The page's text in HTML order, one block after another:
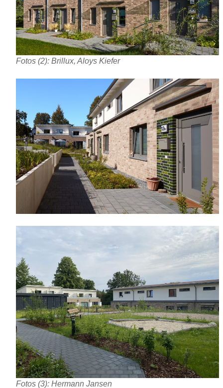
Fotos (2): Brillux, Aloys Kiefer
Fotos (3): Hermann Jansen